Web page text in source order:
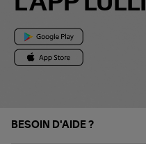
BESOIN D'AIDE ?